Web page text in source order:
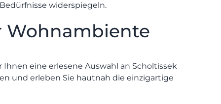
widerspiegeln.
Wohnambiente
eine erlesene Auswahl an Scholtissek
und erleben Sie hautnah die einzigartige